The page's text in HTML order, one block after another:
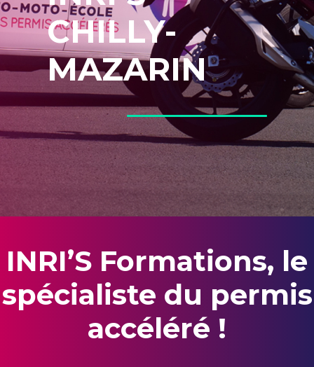
CHILLY-
MAZARIN
INRI’S Formations, le
spécialiste du permis
accéléré !